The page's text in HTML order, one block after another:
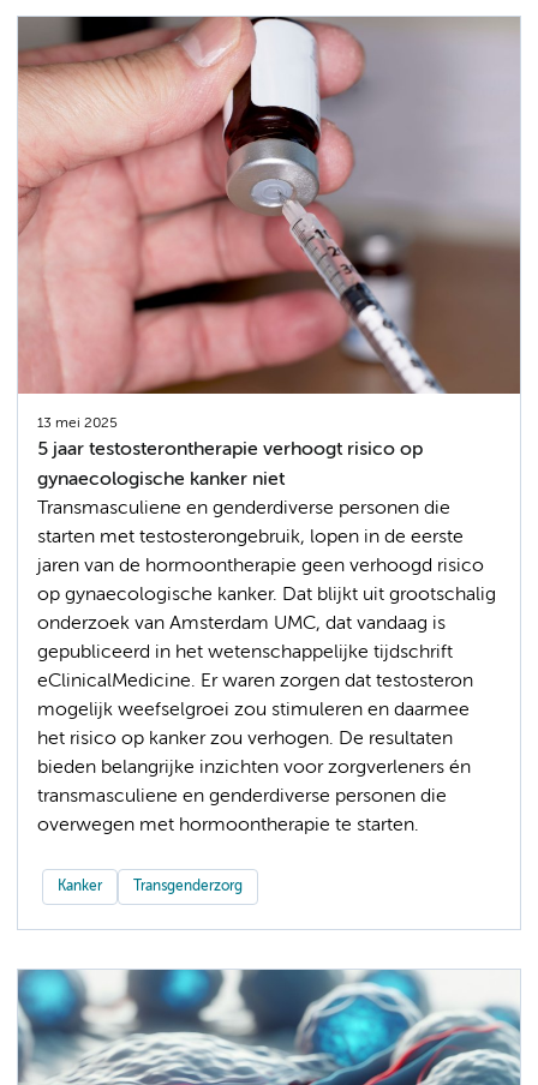
13 mei 2025
5 jaar testosterontherapie verhoogt risico op
gynaecologische kanker niet
Transmasculiene en genderdiverse personen die
starten met testosterongebruik, lopen in de eerste
jaren van de hormoontherapie geen verhoogd risico
op gynaecologische kanker. Dat blijkt uit grootschalig
onderzoek van Amsterdam UMC, dat vandaag is
gepubliceerd in het wetenschappelijke tijdschrift
eClinicalMedicine. Er waren zorgen dat testosteron
mogelijk weefselgroei zou stimuleren en daarmee
het risico op kanker zou verhogen. De resultaten
bieden belangrijke inzichten voor zorgverleners én
transmasculiene en genderdiverse personen die
overwegen met hormoontherapie te starten.
Kanker Transgenderzorg